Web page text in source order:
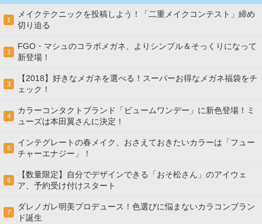
1
メイクテクニックを投稿しよう！「二重メイクコンテスト」締め
切り迫る
2
FGO・マシュのコラボメガネ、よりシンプル＆そっくりになって
新登場！
3
【2018】好きなメガネを選べる！スーパーお得なメガネ福袋をチ
ェック！
4
カラーコンタクトブランド「ビュームワンデー」に新色登場！ミ
ューズは本田翼さんに決定！
5
インテグレートの春メイク、おさえておきたいカラーは「フュー
チャーエナジー」！
6
【数量限定】自分でデザインできる「おそ松さん」のアイウェ
ア、予約受け付けスタート
7
ダレノガレ明美プロデュース！色選びに悩まないカラコンブラン
ド誕生